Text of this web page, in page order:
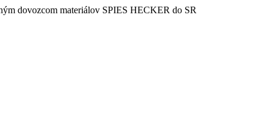
dovozcom materiálov SPIES HECKER do SR